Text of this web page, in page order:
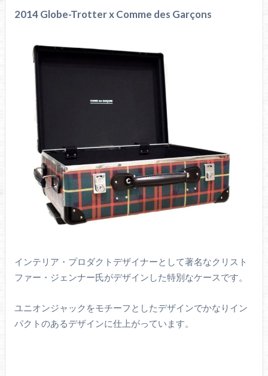
2014 Globe-Trotter x Comme des Garçons
インテリア・プロダクトデザイナーとして著名なクリスト
ファー・ジェンナー氏がデザインした特別なケースです。
ユニオンジャックをモチーフとしたデザインでかなりイン
パクトのあるデザインに仕上がっています。